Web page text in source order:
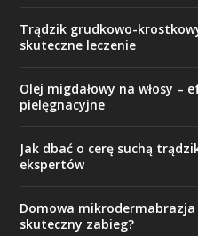
Trądzik grudkowo-
skuteczne leczenie
Olej migdałowy na włosy
pielęgnacyjne
Jak dbać o cerę suchą
ekspertów
Domowa
skuteczny zabieg?